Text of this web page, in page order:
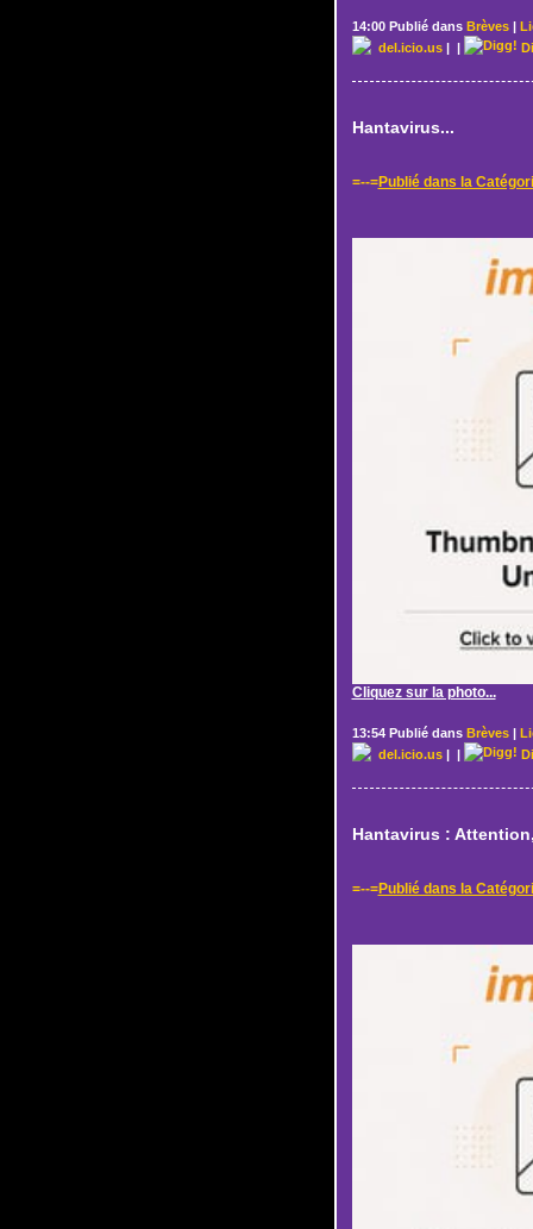
14:00 Publié dans Brèves|
del.icio.us| |
Hantavirus...
=--=Publié dans la
Cliquez sur la photo...
13:54 Publié dans Brèves|
del.icio.us| |
Hantavirus :
=--=Publié dans la